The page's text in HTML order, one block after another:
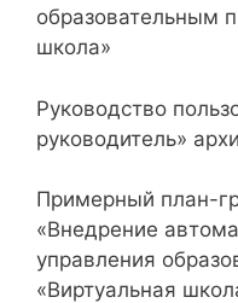
образовательным
школа»
Руководство
руководитель»
Примерный план-
«Внедрение
управления
«Виртуальная